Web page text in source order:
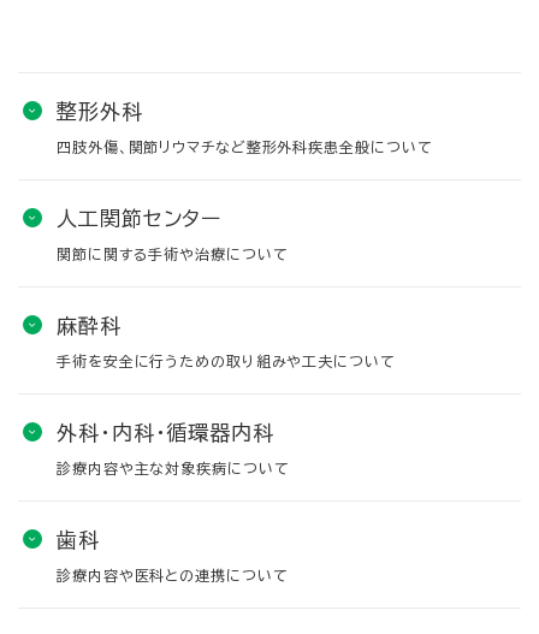
整形外科
四肢外傷、関節リウマチなど整形外科疾患全般について
人工関節センター
関節に関する手術や治療について
麻酔科
手術を安全に行うための取り組みや工夫について
外科・内科・循環器内科
診療内容や主な対象疾病について
歯科
診療内容や医科との連携について